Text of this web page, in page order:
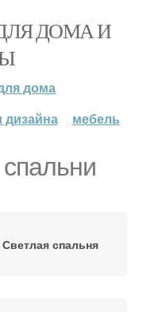
ДОМА И
дома
дизайна мебель
Светлая спальня